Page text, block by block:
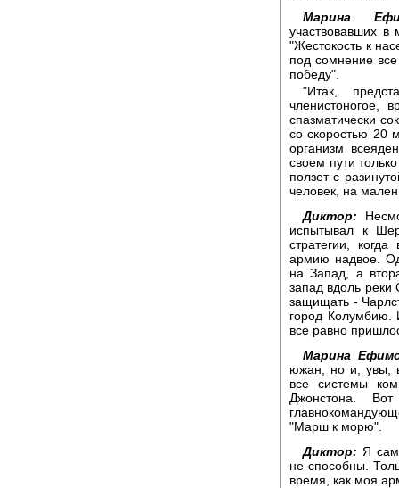
Марина
участвовавших
"Жестокость к
под сомнение
победу".
"Итак,
членистоногое,
спазматически
со скоростью 20
организм
своем пути
ползет с
человек, на
Диктор:
испытывал к
стратегии,
армию надвое.
на Запад, а
запад вдоль
защищать -
город Колумбию.
все равно
Марина
южан, но и, увы,
все системы
Джонстона.
"Марш к морю".
Диктор: Я сам
не способны.
время, как моя